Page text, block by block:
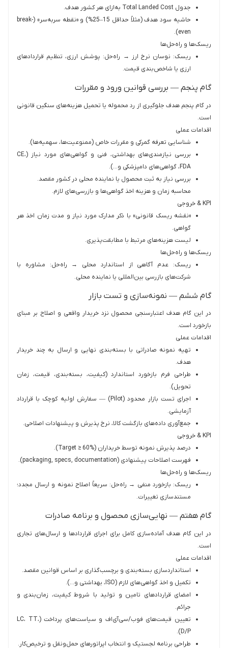
جدول Total Landed Cost به‌ازای هر کشور هدف.
حاشیه سود هدف (مثلاً حداقل 15–25%) و «نقطه سربه‌سر» (break-
even).
ریسک‌ها و راه‌حل‌ها
ریسک: نوسان نرخ ارز → راه‌حل: پوشش ارزی، تنظیم قراردادهای
ارزی یا شاخص‌بندی قیمت.
گام پنجم — بررسی قوانین ورود و مقررات
در گام پنجم هدف جلوگیری از رد محموله یا تحمیل هزینه‌های سنگین قانونی
است.
اقدامات عملی
شناسایی تعرفه گمرکی و مقررات خاص (ممنوعیت‌ها، سهمیه‌ها).
بررسی نیازمندی‌های بهداشتی، فنی و گواهی‌های مورد نیاز (CE،
FDA، گواهی‌های دامپزشکی و…).
بررسی نیاز به ثبت محصول یا نماینده محلی در کشور مقصد.
محاسبه زمان و هزینه اخذ گواهی‌ها و بازرسی‌های لازم.
KPI & خروجی‌
«نقشه ریسک قانونی» با ذکر مدارک مورد نیاز و مدت زمان اخذ هر
گواهی.
لیست هزینه‌های مرتبط با مطابقت‌پذیری.
ریسک‌ها و راه‌حل‌ها
ریسک: عدم آگاهی از استاندارد محلی → راه‌حل: مشاوره با
شرکت‌های بازرسی بین‌المللی یا نماینده محلی.
گام ششم — نمونه‌سازی و تست بازار
در این گام هدف اعتبارسنجی محصول نزد خریدار واقعی و اصلاح بر مبنای
بازخورد است.
اقدامات عملی
تهیه نمونه صادراتی با بسته‌بندی نهایی و ارسال به چند خریدار
هدف.
طراحی فرم بازخورد استاندارد (کیفیت، بسته‌بندی، قیمت، زمان
تحویل).
اجرای تست بازار محدود (Pilot) — سفارش اولیه کوچک با قرارداد
آزمایشی.
جمع‌آوری داده‌های بازگشت کالا، نرخ پذیرش و پیشنهادات اصلاحی.
KPI & خروجی‌
درصد پذیرش نمونه توسط خریداران (Target ≥ 60%).
فهرست اصلاحات پیشنهادی (packaging, specs, documentation).
ریسک‌ها و راه‌حل‌ها
ریسک: بازخورد منفی → راه‌حل: سریعاً اصلاح نمونه و ارسال مجدد؛
مستندسازی تغییرات.
گام هفتم — نهایی‌سازی محصول و برنامه صادرات
در این گام هدف آماده‌سازی کامل برای اجرای قراردادها و ارسال‌های تجاری
است.
اقدامات عملی
استانداردسازی بسته‌بندی و برچسب‌گذاری بر اساس قوانین مقصد.
تکمیل و اخذ گواهی‌های لازم (ISO، بهداشتی و…).
امضای قراردادهای تامین و تولید با شروط کیفیت، زمان‌بندی و
جرائم.
تعیین قیمت‌های فوب/سی‌آی‌اف و سیاست‌های پرداخت (LC، TT،
D/P).
طراحی برنامه لجستیک و انتخاب اپراتورهای حمل‌ونقل و ترخیص‌کار.